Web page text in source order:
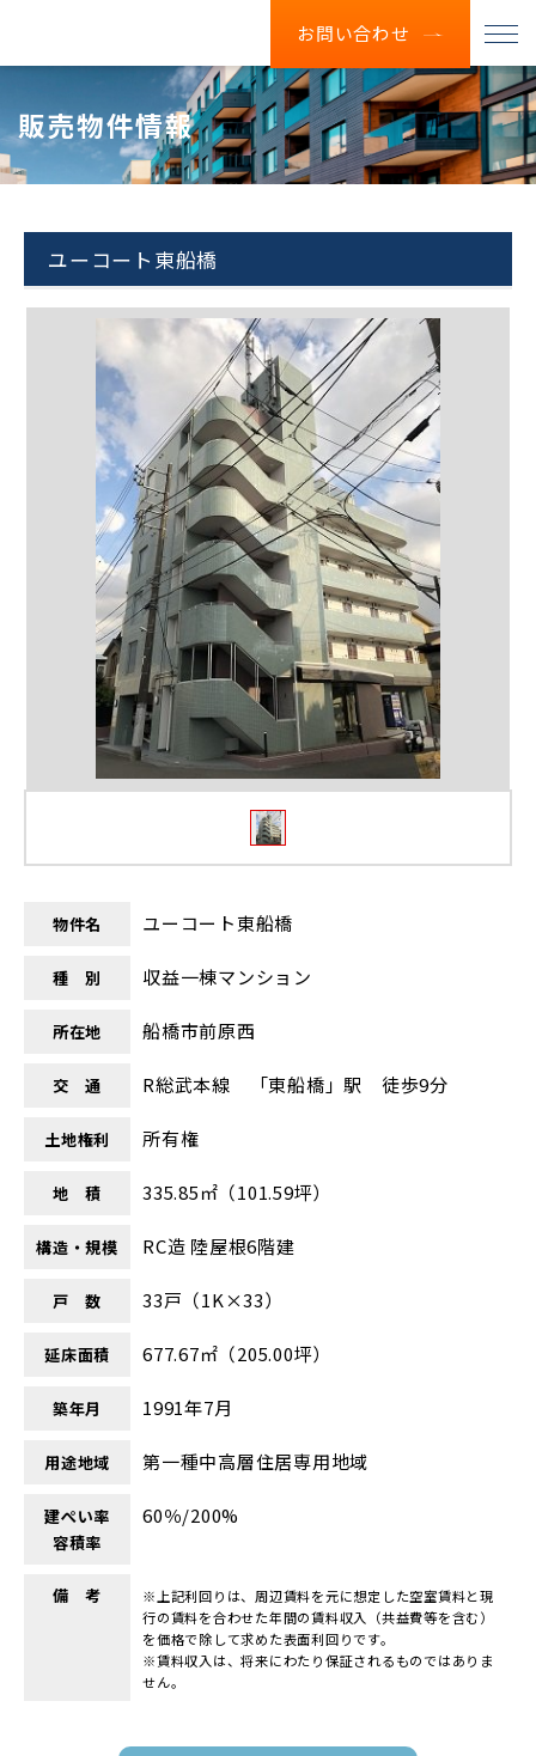
お問い合わせ
販売物件情報
ユーコート東船橋
物件名 ユーコート東船橋
種 別 収益一棟マンション
所在地 船橋市前原西
交 通 R総武本線 「東船橋」駅 徒歩9分
土地権利 所有権
地 積 335.85㎡（101.59坪）
構造・規模 RC造 陸屋根6階建
戸 数 33戸（1K×33）
延床面積 677.67㎡（205.00坪）
築年月 1991年7月
用途地域 第一種中高層住居専用地域
建ぺい率
容積率
60％/200%
備 考
※上記利回りは、周辺賃料を元に想定した空室賃料と現
行の賃料を合わせた年間の賃料収入（共益費等を含む）
を価格で除して求めた表面利回りです。
※賃料収入は、将来にわたり保証されるものではありま
せん。